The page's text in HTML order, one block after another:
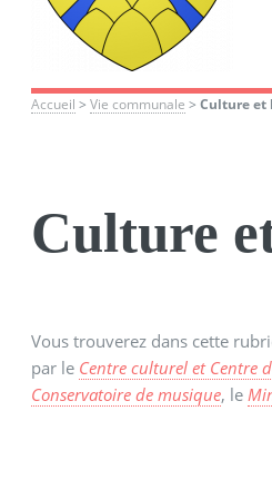
Accueil >Vie communale >Culture et
Culture
Vous trouverez dans cette
par le Centre culturel et Centre
Conservatoire de musique , le